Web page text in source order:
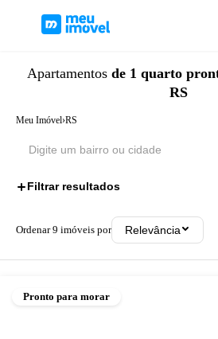
Apartamentos de 1 quarto
RS
Meu Imóvel›RS
Filtrar resultados
Ordenar9 imóveis por Relevância
Pronto para morar